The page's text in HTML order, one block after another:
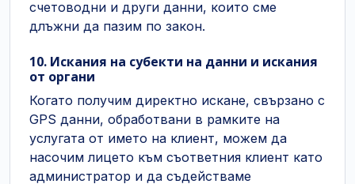
счетоводни и други данни, които сме
длъжни да пазим по закон.
10. Искания на субекти на данни и искания
от органи
Когато получим директно искане, свързано с
GPS данни, обработвани в рамките на
услугата от името на клиент, можем да
насочим лицето към съответния клиент като
администратор и да съдействаме